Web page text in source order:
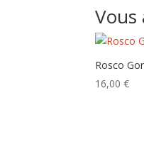
Rosco
16,00€